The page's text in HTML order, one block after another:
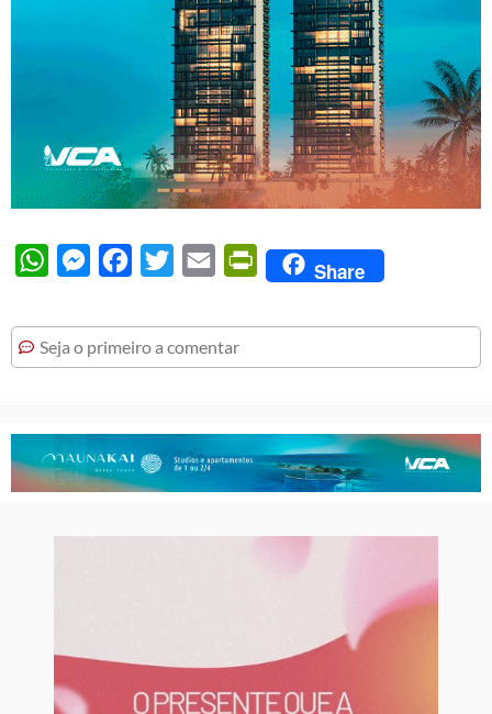
WhatsAppMessengerFacebook
Twitter Email PrintFriendly
Share
Seja o primeiro a comentar